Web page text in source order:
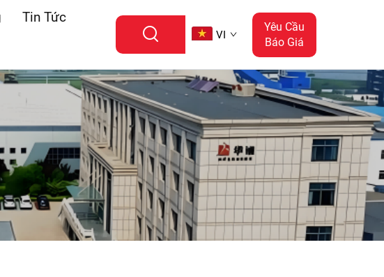
Tin Tức
VI
Yêu Cầu
Báo Giá